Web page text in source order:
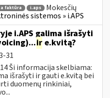
faktūra i.aps
Mokesčių
sistemos » i.APS
i.APS galima išrašyti
ir e.kvitą?
31
Ši informacija skelbiama:
išrašyti ir gauti e.kvitą bei
duomenų rinkiniai,